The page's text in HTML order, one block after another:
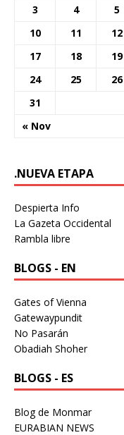
« Nov
3
4 5
10
11 12
17
18 19
24
25 26
31
.NUEVA ETAPA
Despierta Info
La Gazeta Occidental
Rambla libre
BLOGS - EN
Gates of Vienna
Gatewaypundit
No Pasarán
Obadiah Shoher
BLOGS - ES
Blog de Monmar
EURABIAN NEWS